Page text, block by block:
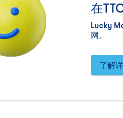
在
Lucky
网。
了解